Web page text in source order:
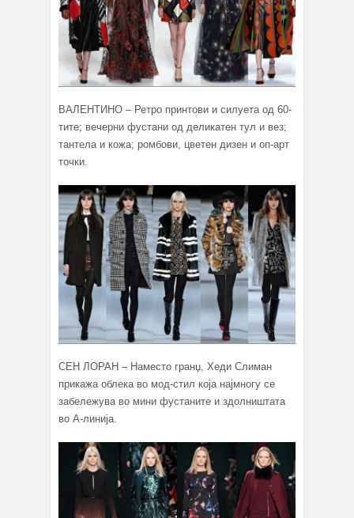
ВАЛЕНТИНО – Ретро принтови и силуета од 60-
тите; вечерни фустани од деликатен тул и вез;
тантела и кожа; ромбови, цветен дизен и оп-арт
точки.
СЕН ЛОРАН – Наместо гранџ, Хеди Слиман
прикажа облека во мод-стил која најмногу се
забележува во мини фустаните и здолништата
во А-линија.